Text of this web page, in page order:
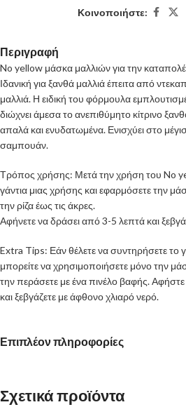
Κοινοποιήστε:
Περιγραφή
No yellow μάσκα μαλλιών για την
Ιδανική για ξανθά μαλλιά έπειτα από
μαλλιά. Η ειδική του φόρμουλα
διώχνει άμεσα το ανεπιθύμητο κίτρινο
απαλά και ενυδατωμένα. Ενισχύει στο
σαμπουάν.
Τρόπος χρήσης: Μετά την χρήση του No
γάντια μιας χρήσης και εφαρμόσετε την
την ρίζα έως τις άκρες.
Αφήνετε να δράσει από 3-5 λεπτά και
Extra Tips: Εάν θέλετε να συντηρήσετε το
μπορείτε να χρησιμοποιήσετε μόνο την
την περάσετε με ένα πινέλο βαφής.
και ξεβγάζετε με άφθονο χλιαρό νερό.
Επιπλέον πληροφορίες
Σχετικά προϊόντα